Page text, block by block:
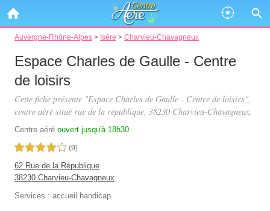
Auvergne-Rhône-Alpes > Isère > Charvieu-Chavagneux
Espace Charles de Gaulle - Centre
de loisirs
Cette fiche présente "Espace Charles de Gaulle - Centre de loisirs",
centre aéré situé rue de la république, 38230 Charvieu-Chavagneux.
Centre aéré ouvert jusqu'à 18h30
4,0 étoiles sur 5 (9)
62 Rue de la République
38230 Charvieu-Chavagneux
Services : accueil handicap